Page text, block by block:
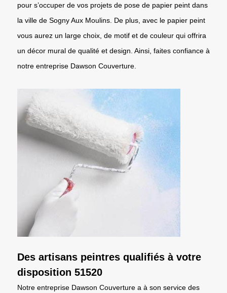
pour s’occuper de vos projets de pose de papier peint dans
la ville de Sogny Aux Moulins. De plus, avec le papier peint
vous aurez un large choix, de motif et de couleur qui offrira
un décor mural de qualité et design. Ainsi, faites confiance à
notre entreprise Dawson Couverture.
Des artisans peintres qualifiés à votre
disposition 51520
Notre entreprise Dawson Couverture a à son service des